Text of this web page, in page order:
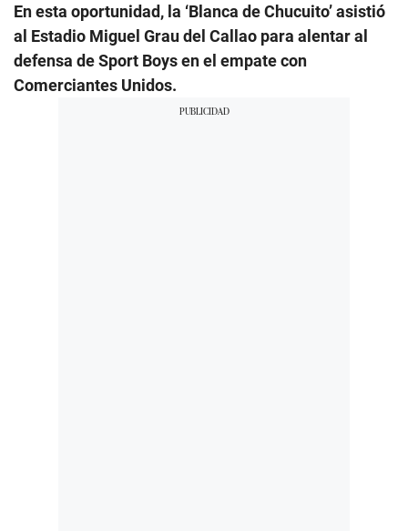
En esta oportunidad, la ‘Blanca de Chucuito’ asistió
al Estadio Miguel Grau del Callao para alentar al
defensa de Sport Boys en el empate con
Comerciantes Unidos.